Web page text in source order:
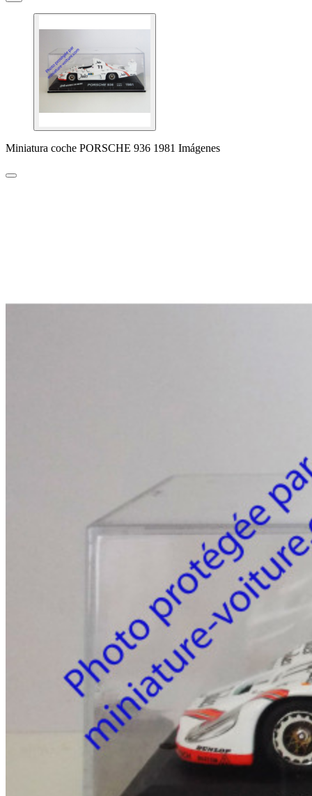
Miniatura coche PORSCHE 936 1981 Imágenes